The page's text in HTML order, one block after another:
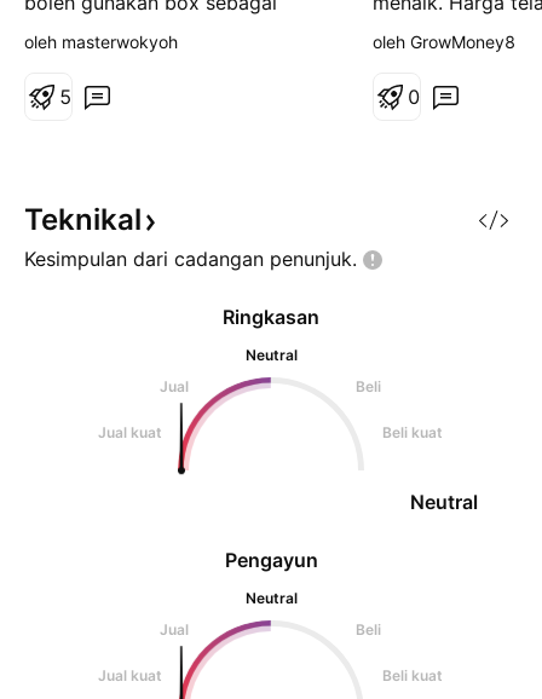
supply n demand boleh gunakan
menarik/nampak kukuh/harmonik
kajian pembelajaran saha
oleh masterwokyoh
5
balik ke kawasan
harga akan
CALL". # Belajar
oleh GrowMoney8
0
Teknikal
Kesimpulan dari cadangan penunjuk.
Pengayun
Neutral
Jual
Beli
Jual kuat Beli kuat
Ringkasan
Neutral
Jual
Beli
Jual kuat Beli kuat
Neutral